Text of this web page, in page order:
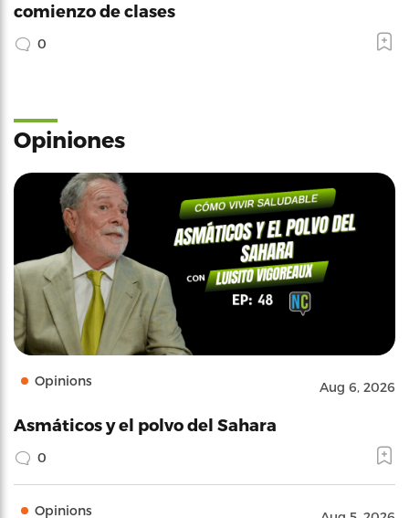
comienzo de clases
0
Opiniones
Opinions Aug 6, 2026
Asmáticos y el polvo del Sahara
0
Opinions